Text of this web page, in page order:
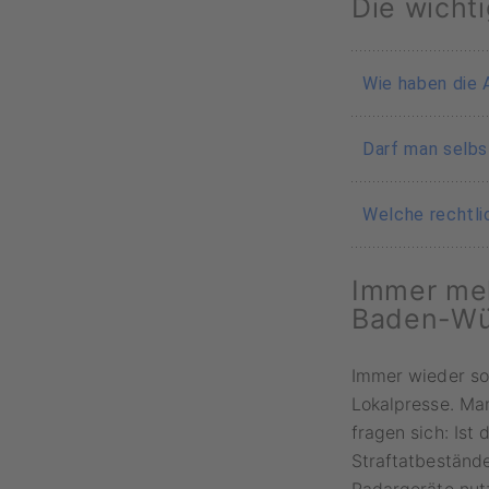
Die
Wie haben die
berichten,
aufgestellt
Darf man
strafbare
echte
offiziellen
Welche
Blitzer-
doch solche
ziehen.
Immer
Baden-
Immer wieder
Lokalpresse.
fragen sich: Ist